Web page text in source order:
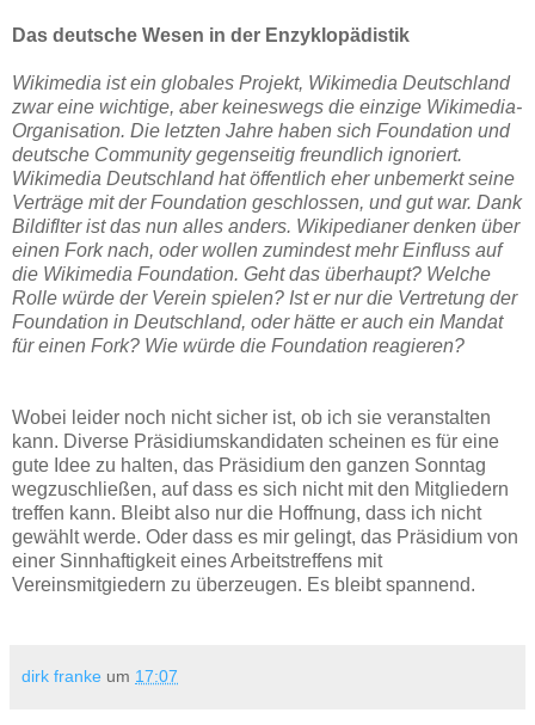
Das deutsche Wesen in der Enzyklopädistik
Wikimedia ist ein globales Projekt, Wikimedia Deutschland
zwar eine wichtige, aber keineswegs die einzige Wikimedia-
Organisation. Die letzten Jahre haben sich Foundation und
deutsche Community gegenseitig freundlich ignoriert.
Wikimedia Deutschland hat öffentlich eher unbemerkt seine
Verträge mit der Foundation geschlossen, und gut war. Dank
Bildiflter ist das nun alles anders. Wikipedianer denken über
einen Fork nach, oder wollen zumindest mehr Einfluss auf
die Wikimedia Foundation. Geht das überhaupt? Welche
Rolle würde der Verein spielen? Ist er nur die Vertretung der
Foundation in Deutschland, oder hätte er auch ein Mandat
für einen Fork? Wie würde die Foundation reagieren?
Wobei leider noch nicht sicher ist, ob ich sie veranstalten
kann. Diverse Präsidiumskandidaten scheinen es für eine
gute Idee zu halten, das Präsidium den ganzen Sonntag
wegzuschließen, auf dass es sich nicht mit den Mitgliedern
treffen kann. Bleibt also nur die Hoffnung, dass ich nicht
gewählt werde. Oder dass es mir gelingt, das Präsidium von
einer Sinnhaftigkeit eines Arbeitstreffens mit
Vereinsmitgiedern zu überzeugen. Es bleibt spannend.
dirk franke um 17:07